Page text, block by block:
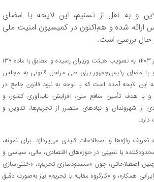
و به نقل از تسنیم، این لایحه با امضای
شده و هم‌اکنون در کمیسیون امنیت ملی
بررسی است.
این لایحه در تاریخ ۲۸ آذر ۱۴۰۳ به تصویب هیئت وزیران رسیده و مطابق با ماده ۱۳۷
با امضای رئیس‌جمهور برای طی مراحل قانونی به مجلس
این لایحه آمده است که با توجه به نبود قانون جامع در
و با هدف تأمین منافع ملی، افزایش تاب‌آوری کشور، و
از شهروندان و نهاد‌های متضرر از تحریم‌ها، تدوین و
واژه‌ها و اصطلاحات کلیدی می‌پردازد. برای نمونه،
یا تنبیهی در حوزه‌های اقتصادی، مالی، سیاسی و
اصطلاحاتی، چون «مسدودسازی تحریم»، «خنثی‌سازی
همکار»، و «کارگروه مقابله با تحریم» نیز به‌صورت دقیق